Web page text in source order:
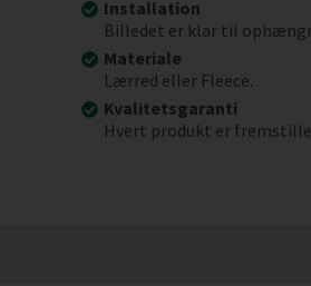
Installation
Billedet er klar til
Materiale
Lærred eller Fleece.
Kvalitetsgaranti
Hvert produkt er